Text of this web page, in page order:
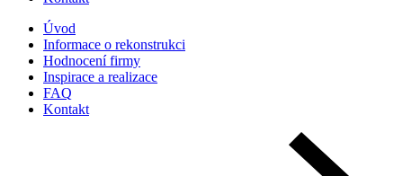
Úvod
Informace o rekonstrukci
Hodnocení firmy
Inspirace a realizace
FAQ
Kontakt